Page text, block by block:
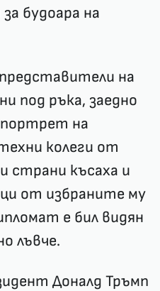
будоара на
на
под ръка, заедно
портрет на
колеги от
страни късаха и
от избраните му
е бил видян
лъвче.
Доналд Тръмп